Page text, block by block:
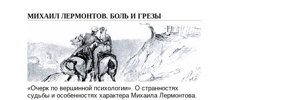
МИХАИЛ ЛЕРМОНТОВ. БОЛЬ И ГРЕЗЫ
«Очерк по вершинной психологии». О странностях
судьбы и особенностях характера Михаила Лермонтова.